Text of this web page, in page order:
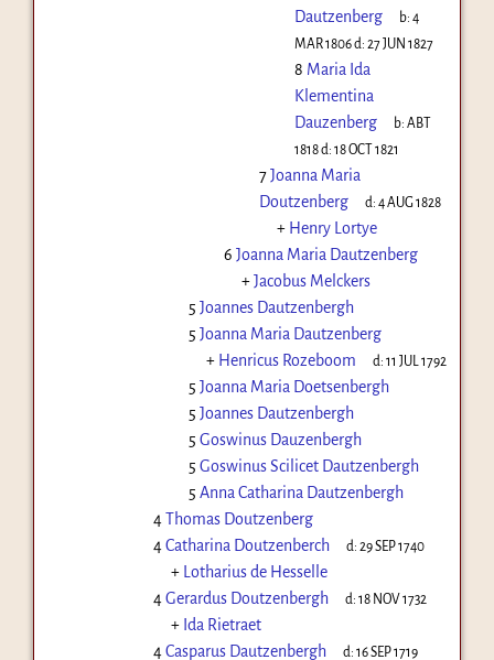
Dautzenberg
b:4
MAR 1806d: 27 JUN 1827
8 Maria Ida
Klementina
Dauzenberg
b:ABT
1818d: 18 OCT 1821
7Joanna Maria
Doutzenberg
d:4 AUG 1828
+ Henry Lortye
6 Joanna Maria Dautzenberg
+Jacobus Melckers
5 Joannes Dautzenbergh
5 Joanna Maria Dautzenberg
+ Henricus Rozeboom d:11 JUL 1792
5 Joanna Maria Doetsenbergh
5 Joannes Dautzenbergh
5 Goswinus Dauzenbergh
5 Goswinus Scilicet Dautzenbergh
5 Anna Catharina Dautzenbergh
4Thomas Doutzenberg
4Catharina Doutzenberch d:29 SEP 1740
+ Lotharius de Hesselle
4Gerardus Doutzenbergh d:18 NOV 1732
+ Ida Rietraet
4Casparus Dautzenbergh d:16 SEP 1719